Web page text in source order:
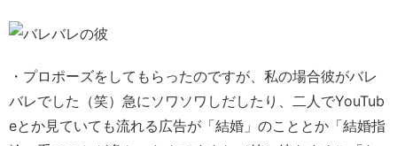
・プロポーズをしてもらったのですが、私の場合彼がバレ
バレでした（笑）急にソワソワしだしたり、二人でYouTub
eとか見ていても流れる広告が「結婚」のこととか「結婚指